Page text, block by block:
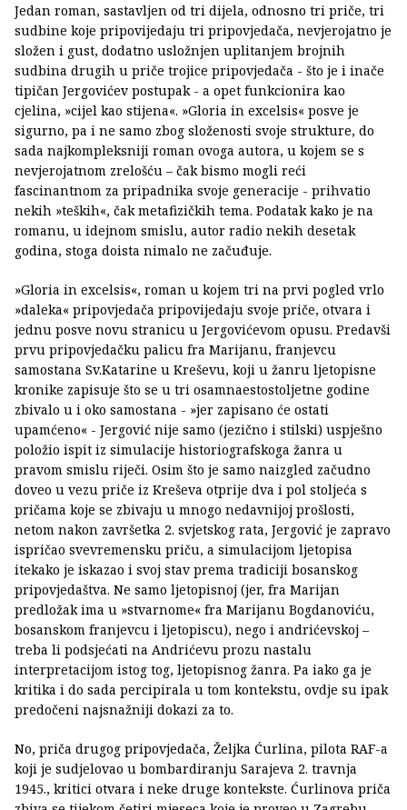
Jedan roman, sastavljen od tri dijela, odnosno tri priče, tri
sudbine koje pripovijedaju tri pripovjedača, nevjerojatno je
složen i gust, dodatno usložnjen uplitanjem brojnih
sudbina drugih u priče trojice pripovjedača - što je i inače
tipičan Jergovićev postupak - a opet funkcionira kao
cjelina, »cijel kao stijena«. »Gloria in excelsis« posve je
sigurno, pa i ne samo zbog složenosti svoje strukture, do
sada najkompleksniji roman ovoga autora, u kojem se s
nevjerojatnom zrelošću – čak bismo mogli reći
fascinantnom za pripadnika svoje generacije - prihvatio
nekih »teških«, čak metafizičkih tema. Podatak kako je na
romanu, u idejnom smislu, autor radio nekih desetak
godina, stoga doista nimalo ne začuđuje.
»Gloria in excelsis«, roman u kojem tri na prvi pogled vrlo
»daleka« pripovjedača pripovijedaju svoje priče, otvara i
jednu posve novu stranicu u Jergovićevom opusu. Predavši
prvu pripovjedačku palicu fra Marijanu, franjevcu
samostana Sv.Katarine u Kreševu, koji u žanru ljetopisne
kronike zapisuje što se u tri osamnaestostoljetne godine
zbivalo u i oko samostana - »jer zapisano će ostati
upamćeno« - Jergović nije samo (jezično i stilski) uspješno
položio ispit iz simulacije historiografskoga žanra u
pravom smislu riječi. Osim što je samo naizgled začudno
doveo u vezu priče iz Kreševa otprije dva i pol stoljeća s
pričama koje se zbivaju u mnogo nedavnijoj prošlosti,
netom nakon završetka 2. svjetskog rata, Jergović je zapravo
ispričao svevremensku priču, a simulacijom ljetopisa
itekako je iskazao i svoj stav prema tradiciji bosanskog
pripovjedaštva. Ne samo ljetopisnoj (jer, fra Marijan
predložak ima u »stvarnome« fra Marijanu Bogdanoviću,
bosanskom franjevcu i ljetopiscu), nego i andrićevskoj –
treba li podsjećati na Andrićevu prozu nastalu
interpretacijom istog tog, ljetopisnog žanra. Pa iako ga je
kritika i do sada percipirala u tom kontekstu, ovdje su ipak
predočeni najsnažniji dokazi za to.
No, priča drugog pripovjedača, Željka Ćurlina, pilota RAF-a
koji je sudjelovao u bombardiranju Sarajeva 2. travnja
1945., kritici otvara i neke druge kontekste. Ćurlinova priča